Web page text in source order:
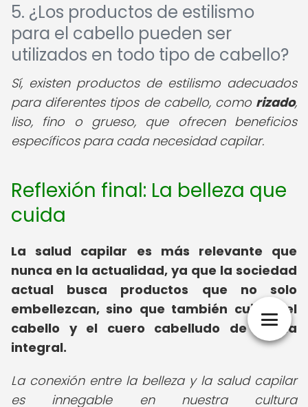
5. ¿Los productos de estilismo
para el cabello pueden ser
utilizados en todo tipo de cabello?
Sí, existen productos de estilismo adecuados
para diferentes tipos de cabello, como rizado,
liso, fino o grueso, que ofrecen beneficios
específicos para cada necesidad capilar.
Reflexión final: La belleza que
cuida
La salud capilar es más relevante que
nunca en la actualidad, ya que la sociedad
actual busca productos que no solo
embellezcan, sino que también cuiden el
cabello y el cuero cabelludo de forma
integral.
La conexión entre la belleza y la salud capilar
es innegable en nuestra cultura